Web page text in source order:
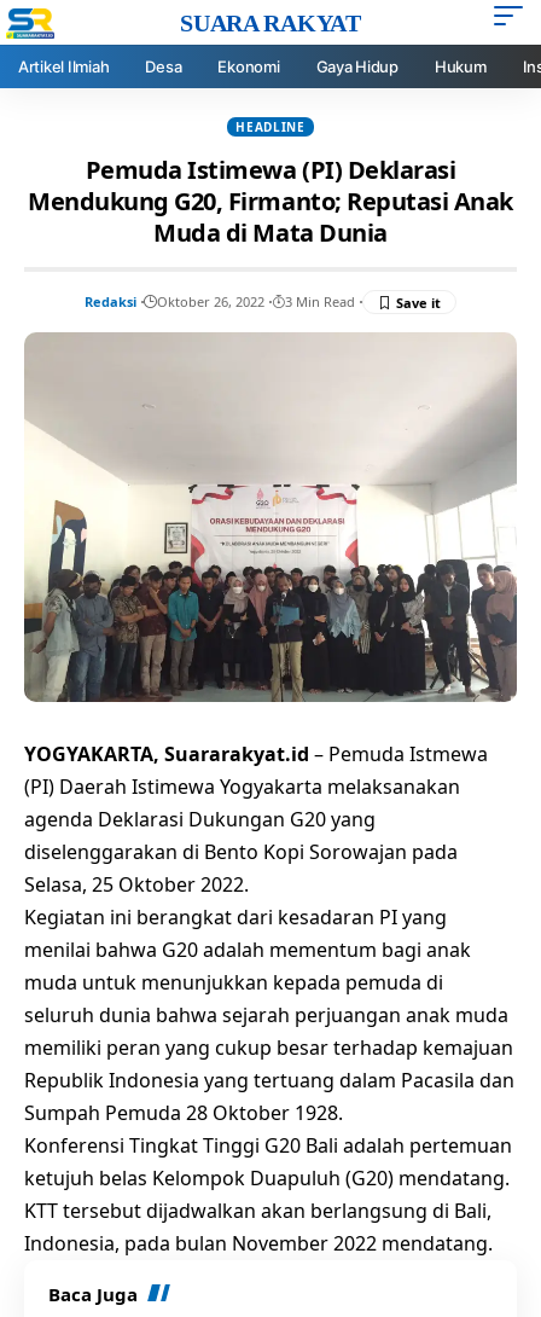
SUARA RAKYAT
Artikel Ilmiah Desa Ekonomi Gaya Hidup Hukum
HEADLINE
Pemuda Istimewa (PI) Deklarasi
Mendukung G20, Firmanto; Reputasi Anak
Muda di Mata Dunia
Redaksi Oktober 26, 2022 3 Min Read
YOGYAKARTA, Suararakyat.id – Pemuda Istmewa
(PI) Daerah Istimewa Yogyakarta melaksanakan
agenda Deklarasi Dukungan G20 yang
diselenggarakan di Bento Kopi Sorowajan pada
Selasa, 25 Oktober 2022.
Kegiatan ini berangkat dari kesadaran PI yang
menilai bahwa G20 adalah mementum bagi anak
muda untuk menunjukkan kepada pemuda di
seluruh dunia bahwa sejarah perjuangan anak muda
memiliki peran yang cukup besar terhadap kemajuan
Republik Indonesia yang tertuang dalam Pacasila dan
Sumpah Pemuda 28 Oktober 1928.
Konferensi Tingkat Tinggi G20 Bali adalah pertemuan
ketujuh belas Kelompok Duapuluh (G20) mendatang.
KTT tersebut dijadwalkan akan berlangsung di Bali,
Indonesia, pada bulan November 2022 mendatang.
Baca Juga